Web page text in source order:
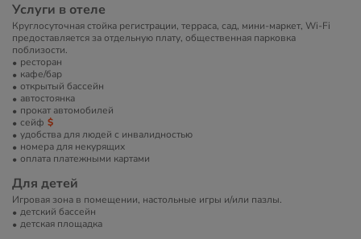
Услуги в отеле
Круглосуточная стойка регистрации, терраса, сад, мини-маркет, Wi-Fi
предоставляется за отдельную плату, общественная парковка
поблизости.
ресторан
кафе/бар
открытый бассейн
автостоянка
прокат автомобилей
сейф
удобства для людей с инвалидностью
номера для некурящих
оплата платежными картами
Для детей
Игровая зона в помещении, настольные игры и/или пазлы.
детский бассейн
детская площадка